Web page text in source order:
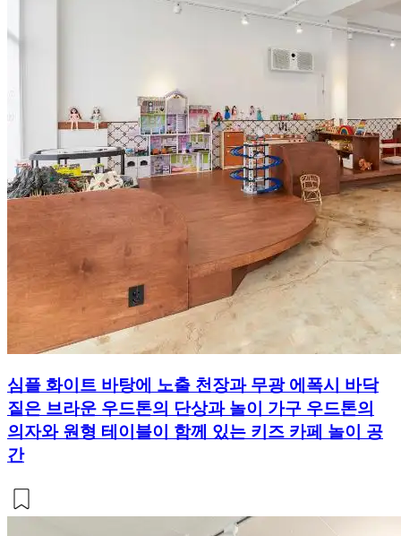
심플 화이트 바탕에 노출 천장과 무광 에폭시 바닥
짙은 브라운 우드톤의 단상과 놀이 가구 우드톤의
의자와 원형 테이블이 함께 있는 키즈 카페 놀이 공
간